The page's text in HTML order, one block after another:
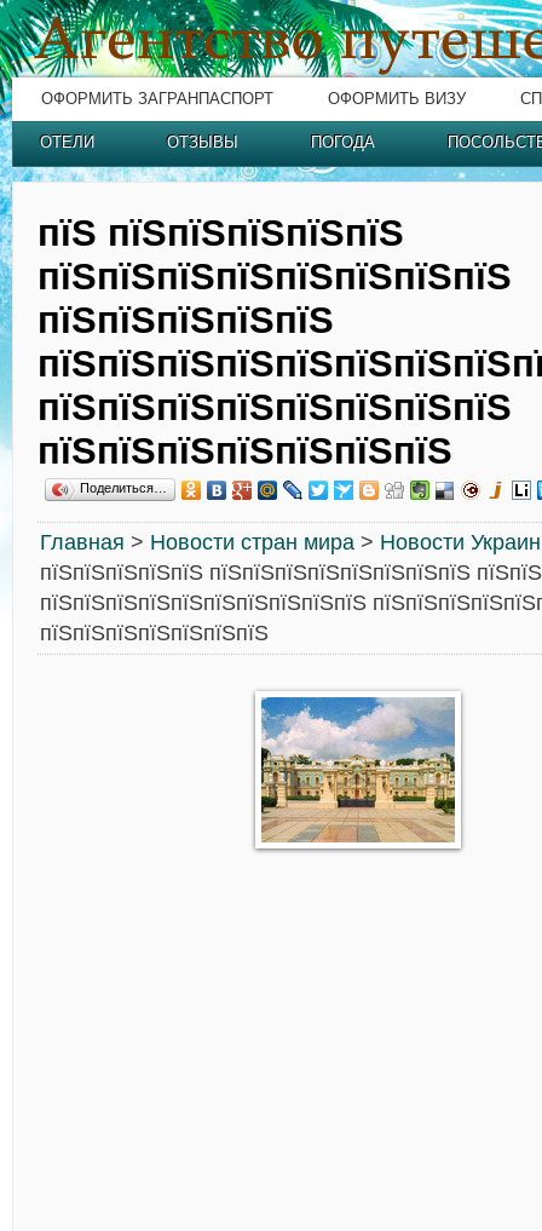
ОФОРМИТЬ ЗАГРАНПАСПОРТ ОФОРМИТЬ ВИЗУ
ОТЕЛИ ОТЗЫВЫ ПОГОДА
пїЅ пїЅпїЅпїЅпїЅпїЅ
пїЅпїЅпїЅпїЅпїЅпїЅпїЅпїЅ
пїЅпїЅпїЅпїЅпїЅ
пїЅпїЅпїЅпїЅпїЅпїЅпїЅпїЅ
пїЅпїЅпїЅпїЅпїЅпїЅпїЅ
Поделиться…
Главная > Новости стран мира > Новости
пїЅпїЅпїЅпїЅпїЅ пїЅпїЅпїЅпїЅпїЅпїЅпїЅпїЅ
пїЅпїЅпїЅпїЅпїЅпїЅпїЅпїЅпїЅпїЅ
пїЅпїЅпїЅпїЅпїЅпїЅпїЅ